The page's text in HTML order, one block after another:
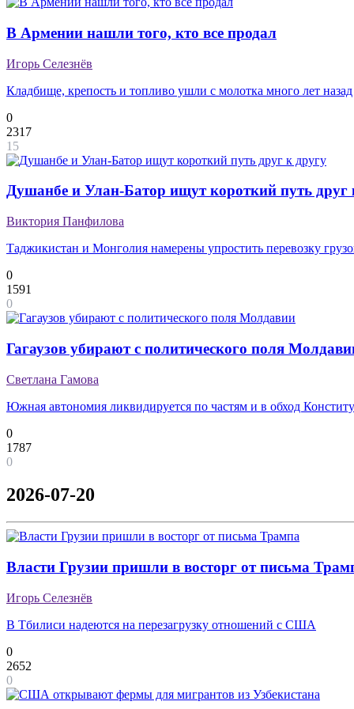
В Армении нашли того, кто все продал
Игорь Селезнёв
Кладбище, крепость и топливо ушли с молотка много лет назад
0
2317
15
Душанбе и Улан-Батор ищут короткий путь друг
Виктория Панфилова
Таджикистан и Монголия намерены упростить перевозку
0
1591
0
Гагаузов убирают с политического поля
Светлана Гамова
Южная автономия ликвидируется по частям и в обход
0
1787
0
2026-07-20
Власти Грузии пришли в восторг от письма
Игорь Селезнёв
В Тбилиси надеются на перезагрузку отношений с США
0
2652
0